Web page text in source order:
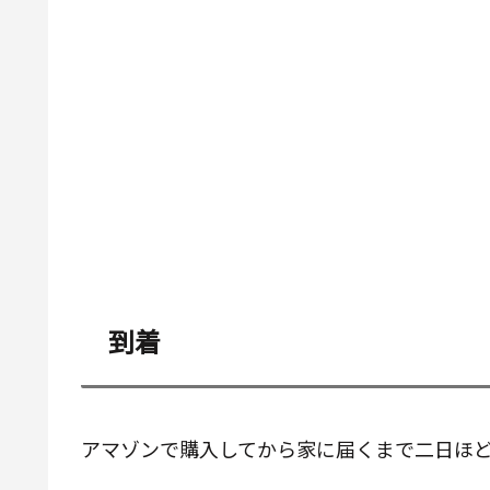
到着
アマゾンで購入してから家に届くまで二日ほ